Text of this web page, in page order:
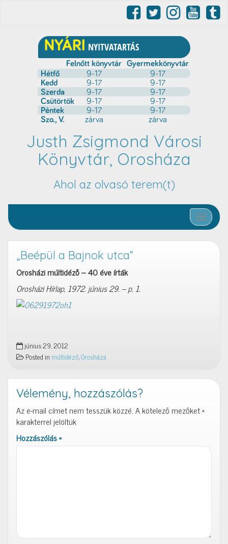
Justh Zsigmond Városi
Könyvtár, Orosháza
Ahol az olvasó terem(t)
Toggle
„Beépül a Bajnok utca”
Orosházi múltidéző – 40 éve írták
Orosházi Hírlap, 1972. június 29. – p. 1.
június 29, 2012
Posted in múltidéző,Orosháza
Vélemény, hozzászólás?
Az e-mail címet nem tesszük közzé.A kötelező mezőket*
karakterrel jelöltük
Hozzászólás*